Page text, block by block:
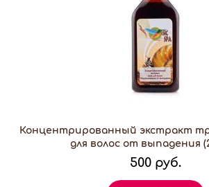
Концентрированный экстракт
для волос от выпадения
500 руб.